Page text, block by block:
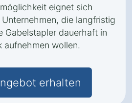
eignet sich
die langfristig
Gabelstapler dauerhaft in
aufnehmen wollen.
erhalten